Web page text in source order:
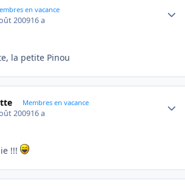
en vacance
200916 a
la petite Pinou
Membres en vacance
200916 a
!!!